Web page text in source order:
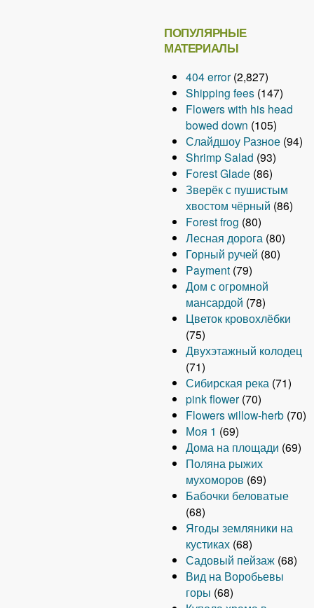
ПОПУЛЯРНЫЕ
МАТЕРИАЛЫ
404 error (2,827)
Shipping fees (147)
Flowers with his head
bowed down (105)
Слайдшоу Разное (94)
Shrimp Salad (93)
Forest Glade (86)
Зверёк с пушистым
хвостом чёрный (86)
Forest frog (80)
Лесная дорога (80)
Горный ручей (80)
Payment (79)
Дом с огромной
мансардой (78)
Цветок кровохлёбки
(75)
Двухэтажный колодец
(71)
Сибирская река (71)
pink flower (70)
Flowers willow-herb (70)
Моя 1 (69)
Дома на площади (69)
Поляна рыжих
мухоморов (69)
Бабочки беловатые
(68)
Ягоды земляники на
кустиках (68)
Садовый пейзаж (68)
Вид на Воробьевы
горы (68)